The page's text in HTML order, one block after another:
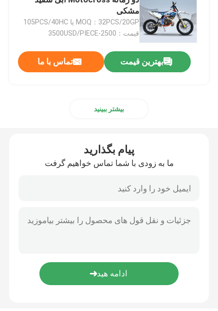
دوچرخه های خاکی اندورو
موتور کراس چهار زمانه
مشکی
MOQ：32PCS/20GP یا 105PCS/40HC
قیمت：2500-3500USD/PIECE
بهترین قیمت تماس با ما
بیشتر ببینید
پیام بگذارید
ما به زودی با شما تماس خواهیم گرفت